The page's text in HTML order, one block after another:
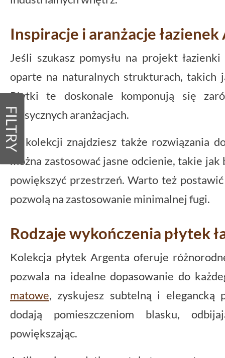
FILTRY
Inspiracje i aranżacje
Jeśli szukasz pomysłu na projekt
oparte na naturalnych strukturach, takich
Płytki te doskonale komponują się
klasycznych aranżacjach.
W kolekcji znajdziesz także rozwiązania
można zastosować jasne odcienie, takie jak
powiększyć przestrzeń. Warto też
pozwolą na zastosowanie minimalnej fugi.
Rodzaje wykończenia płytek
Kolekcja płytek Argenta oferuje
pozwala na idealne dopasowanie do
matowe, zyskujesz subtelną i elegancką
dodają pomieszczeniom blasku,
powiększając.